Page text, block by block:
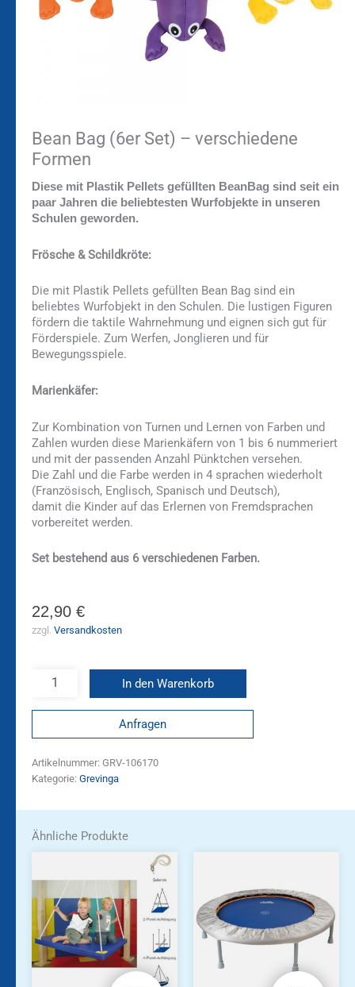
Bean Bag (6er Set) – verschiedene
Formen
Diese mit Plastik Pellets gefüllten BeanBag sind seit ein
paar Jahren die beliebtesten Wurfobjekte in unseren
Schulen geworden.
Frösche & Schildkröte:
Die mit Plastik Pellets gefüllten Bean Bag sind ein
beliebtes Wurfobjekt in den Schulen. Die lustigen Figuren
fördern die taktile Wahrnehmung und eignen sich gut für
Förderspiele. Zum Werfen, Jonglieren und für
Bewegungsspiele.
Marienkäfer:
Zur Kombination von Turnen und Lernen von Farben und
Zahlen wurden diese Marienkäfern von 1 bis 6 nummeriert
und mit der passenden Anzahl Pünktchen versehen.
Die Zahl und die Farbe werden in 4 sprachen wiederholt
(Französisch, Englisch, Spanisch und Deutsch),
damit die Kinder auf das Erlernen von Fremdsprachen
vorbereitet werden.
Set bestehend aus 6 verschiedenen Farben.
22,90 €
zzgl. Versandkosten
In den Warenkorb
Anfragen
Artikelnummer: GRV-106170
Kategorie: Grevinga
Ähnliche Produkte